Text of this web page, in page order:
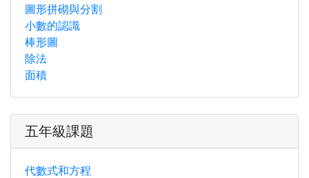
圖形拼砌與分割
小數的認識
棒形圖
除法
面積
五年級課題
代數式和方程